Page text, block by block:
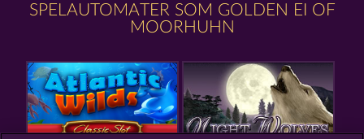
SPELAUTOMATER SOM GOLDEN EI OF
MOORHUHN